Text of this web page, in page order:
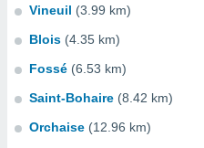
Vineuil (3.99 km)
Blois (4.35 km)
Fossé (6.53 km)
Saint-Bohaire (8.42 km)
Orchaise (12.96 km)